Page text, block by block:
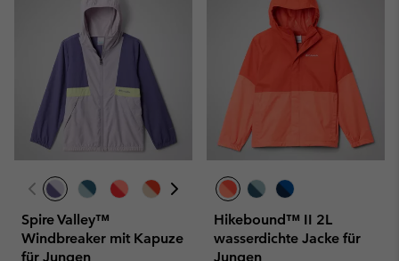
Spire Valley™
Windbreaker mit Kapuze
für Jungen
Hikebound™ II 2L
wasserdichte Jacke für
Jungen